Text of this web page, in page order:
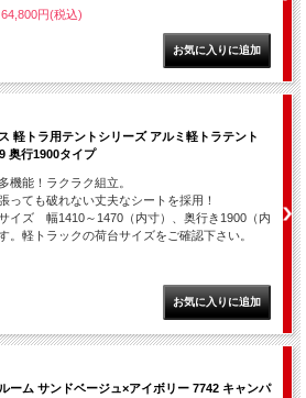
円(税込)
軽トラ用テントシリーズ アルミ軽トラテント
奥行1900タイプ
機能！ラクラク組立。
っても破れない丈夫なシートを採用！
イズ 幅1410～1470（内寸）、奥行き1900（内
。軽トラックの荷台サイズをご確認下さい。
ーム サンドベージュ×アイボリー 7742 キャンパ